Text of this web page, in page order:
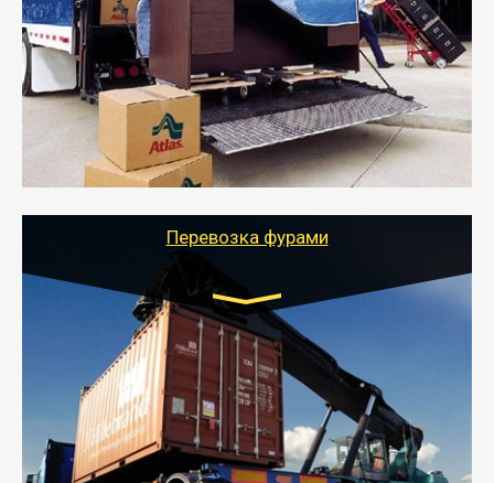
- Служебный или военный переезд может быть на
отдельном авто или догрузом (по меньшей
стоимости).
- Тайгер Логистик подберет автотранспорт, быстро и
качественно организует переезд к новому месту
службы или работы с гарантией сохранности груза и
оформлением документов, подтверждающих
Перевозка фурами
Транспорт:
Еврофура Тент от 5 до 10 тонн
грузоподъемность
от 10 000 руб. Возможен догруз
- Доставка фурой до 20 т возможна для больших
объемов грузов, упакованных в коробки, мешки,